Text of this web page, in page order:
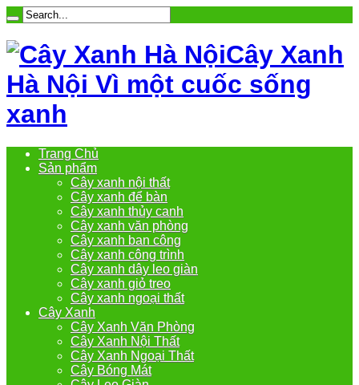
Cây Xanh
Hà Nội Vì một cuốc sống
xanh
Trang Chủ
Sản phẩm
Cây xanh nội thất
Cây xanh để bàn
Cây xanh thủy canh
Cây xanh văn phòng
Cây xanh ban công
Cây xanh công trình
Cây xanh dây leo giàn
Cây xanh giỏ treo
Cây xanh ngoại thất
Cây Xanh
Cây Xanh Văn Phòng
Cây Xanh Nội Thất
Cây Xanh Ngoại Thất
Cây Bóng Mát